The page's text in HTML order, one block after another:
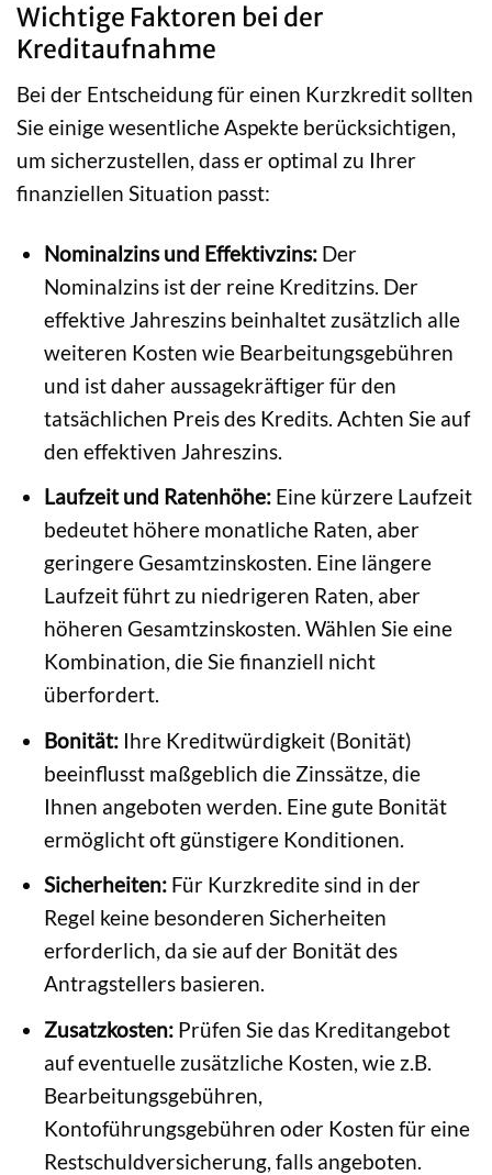
Wichtige Faktoren bei der
Kreditaufnahme
Bei der Entscheidung für einen Kurzkredit sollten
Sie einige wesentliche Aspekte berücksichtigen,
um sicherzustellen, dass er optimal zu Ihrer
finanziellen Situation passt:
Nominalzins und Effektivzins:Der
Nominalzins ist der reine Kreditzins. Der
effektive Jahreszins beinhaltet zusätzlich alle
weiteren Kosten wie Bearbeitungsgebühren
und ist daher aussagekräftiger für den
tatsächlichen Preis des Kredits. Achten Sie auf
den effektiven Jahreszins.
Laufzeit und Ratenhöhe:Eine kürzere Laufzeit
bedeutet höhere monatliche Raten, aber
geringere Gesamtzinskosten. Eine längere
Laufzeit führt zu niedrigeren Raten, aber
höheren Gesamtzinskosten. Wählen Sie eine
Kombination, die Sie finanziell nicht
überfordert.
Bonität:Ihre Kreditwürdigkeit (Bonität)
beeinflusst maßgeblich die Zinssätze, die
Ihnen angeboten werden. Eine gute Bonität
ermöglicht oft günstigere Konditionen.
Sicherheiten:Für Kurzkredite sind in der
Regel keine besonderen Sicherheiten
erforderlich, da sie auf der Bonität des
Antragstellers basieren.
Zusatzkosten:Prüfen Sie das Kreditangebot
auf eventuelle zusätzliche Kosten, wie z.B.
Bearbeitungsgebühren,
Kontoführungsgebühren oder Kosten für eine
Restschuldversicherung, falls angeboten.